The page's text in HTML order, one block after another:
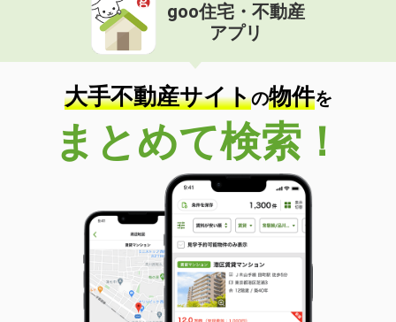
価 格
5,950万円
住 所
埼玉県越谷市越ヶ谷１丁目
専有面積 66.89m²
間取り
3LDK
埼玉県さいたま市大宮区下町１丁目
価 格
4,950万円
埼玉県さいたま市大宮区下町１丁目
54.27m²
間取り
2LDK
埼玉県さいたま市大宮区下町３丁目
価 格
1億1,980万円
住 所
埼玉県さいたま市大宮区下町３丁目
goo住宅・不動産
アプリ
大手不動産サイトの物件を
まとめて検索！